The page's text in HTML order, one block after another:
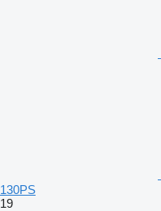
130PS
19